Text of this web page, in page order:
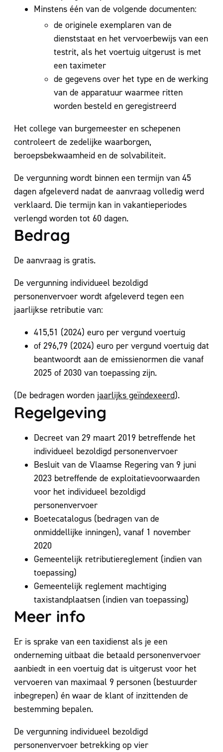
Minstens één van de volgende documenten:
de originele exemplaren van de
dienststaat en het vervoerbewijs van een
testrit, als het voertuig uitgerust is met
een taximeter
de gegevens over het type en de werking
van de apparatuur waarmee ritten
worden besteld en geregistreerd
Het college van burgemeester en schepenen
controleert de zedelijke waarborgen,
beroepsbekwaamheid en de solvabiliteit.
De vergunning wordt binnen een termijn van 45
dagen afgeleverd nadat de aanvraag volledig werd
verklaard. Die termijn kan in vakantieperiodes
verlengd worden tot 60 dagen.
Bedrag
De aanvraag is gratis.
De vergunning individueel bezoldigd
personenvervoer wordt afgeleverd tegen een
jaarlijkse retributie van:
415,51 (2024) euro per vergund voertuig
of 296,79 (2024) euro per vergund voertuig dat
beantwoordt aan de emissienormen die vanaf
2025 of 2030 van toepassing zijn.
(De bedragen worden jaarlijks geïndexeerd).
Regelgeving
Decreet van 29 maart 2019 betreffende het
individueel bezoldigd personenvervoer
Besluit van de Vlaamse Regering van 9 juni
2023 betreffende de exploitatievoorwaarden
voor het individueel bezoldigd
personenvervoer
Boetecatalogus (bedragen van de
onmiddellijke inningen), vanaf 1 november
2020
Gemeentelijk retributiereglement (indien van
toepassing)
Gemeentelijk reglement machtiging
taxistandplaatsen (indien van toepassing)
Meer info
Er is sprake van een taxidienst als je een
onderneming uitbaat die betaald personenvervoer
aanbiedt in een voertuig dat is uitgerust voor het
vervoeren van maximaal 9 personen (bestuurder
inbegrepen) én waar de klant of inzittenden de
bestemming bepalen.
De vergunning individueel bezoldigd
personenvervoer betrekking op vier